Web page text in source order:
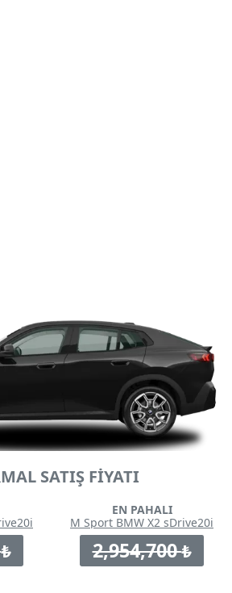
SATIŞ FİYATI
₺
EN PAHALI
M Sport BMW X2 sDrive20i
2,954,700₺